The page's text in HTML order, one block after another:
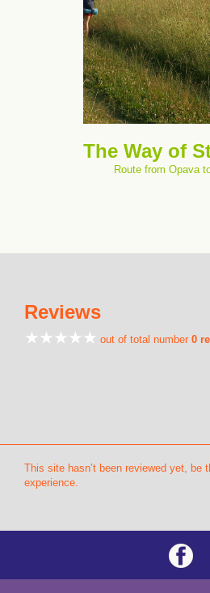
The Way of
Route from Opava
Reviews
out of total number 0
This site hasn’t been reviewed yet, be
experience.